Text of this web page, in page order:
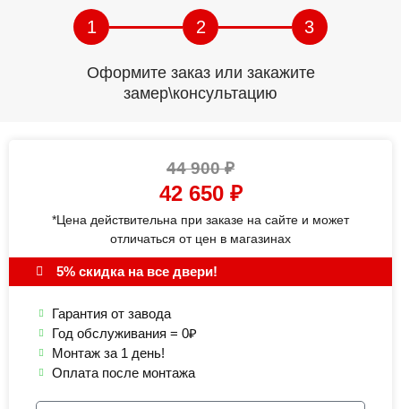
1 2 3
Оформите заказ или закажите
замер\консультацию
44 900₽
42 650 ₽
*Цена действительна при заказе на сайте и может
отличаться от цен в магазинах
5% скидка на все двери!
Гарантия от завода
Год обслуживания = 0₽
Монтаж за 1 день!
Оплата после монтажа